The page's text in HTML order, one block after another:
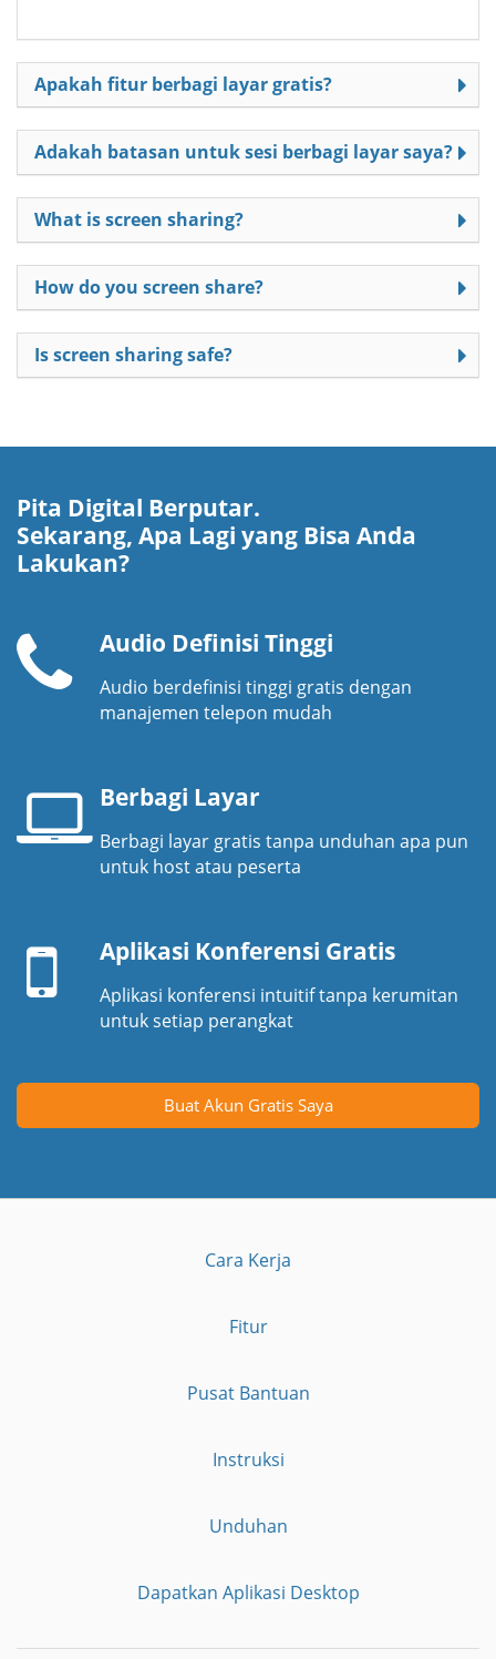
Apakah fitur berbagi layar gratis?
Adakah batasan untuk sesi berbagi layar saya?
What is screen sharing?
How do you screen share?
Is screen sharing safe?
Pita Digital Berputar.
Sekarang, Apa Lagi yang Bisa Anda
Lakukan?
Pesawat
Audio Definisi Tinggi
Audio berdefinisi tinggi gratis dengan
manajemen telepon mudah
Berbagi Layar
Berbagi layar gratis tanpa unduhan apa pun
untuk host atau peserta
selulerAplikasi Konferensi Gratis
Aplikasi konferensi intuitif tanpa kerumitan
untuk setiap perangkat
Buat Akun Gratis Saya
Cara Kerja
Fitur
Pusat Bantuan
Instruksi
Unduhan
Dapatkan Aplikasi Desktop